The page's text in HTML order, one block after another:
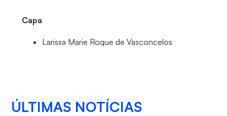
Capa
Larissa Marie Roque de Vasconcelos
ÚLTIMAS NOTÍCIAS